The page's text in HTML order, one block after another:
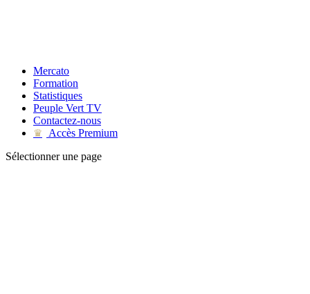
Mercato
Formation
Statistiques
Peuple Vert TV
Contactez-nous
♛
Accès Premium
Sélectionner une page